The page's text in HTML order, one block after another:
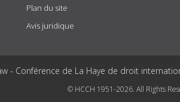
Plan du site
Avis juridique
- Conférence de La Haye de droit
© HCCH 1951-2026. All Rights